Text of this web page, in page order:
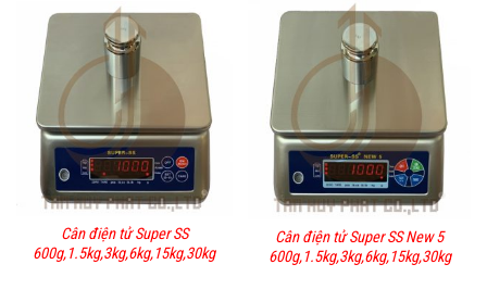
Cân điện tử Super SS
600g,1.5kg,3kg,6kg,15kg,30kg
Cân điện tử Super SS New 5
600g,1.5kg,3kg,6kg,15kg,30kg